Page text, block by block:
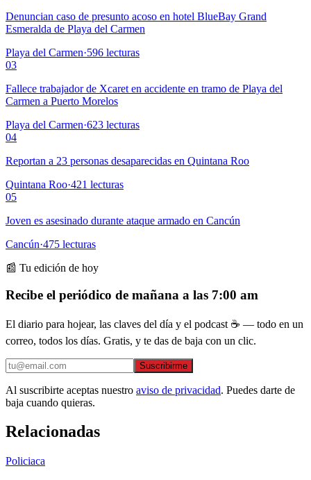
Denuncian caso de presunto acoso en hotel BlueBay Grand
Esmeralda de Playa del Carmen
Playa del Carmen·596 lecturas
03
Fallece trabajador de Xcaret en accidente en tramo de Playa del
Carmen a Puerto Morelos
Playa del Carmen·623 lecturas
04
Reportan a 23 personas desaparecidas en Quintana Roo
Quintana Roo·421 lecturas
05
Joven es asesinado durante ataque armado en Cancún
Cancún·475 lecturas
📰 Tu edición de hoy
Recibe el periódico de mañana a las 7:00 am
El diario para hojear, las claves del día y el podcast ☕ — todo en un
correo, todos los días. Gratis, y te das de baja con un clic.
Suscribirme
Al suscribirte aceptas nuestro aviso de privacidad. Puedes darte de
baja cuando quieras.
Relacionadas
Policiaca